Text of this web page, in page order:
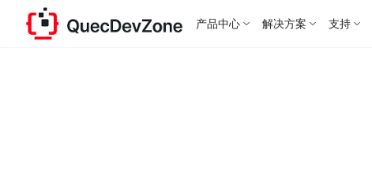
产品中心 解决方案 支持